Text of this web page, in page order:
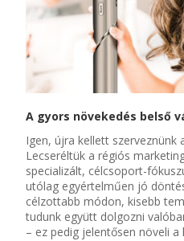
A gyors növekedés belső
Igen, újra kellett szerveznünk
Lecseréltük a régiós
specializált, célcsoport-
utólag egyértelműen jó
célzottabb módon, kisebb
tudunk együtt dolgozni
– ez pedig jelentősen növeli